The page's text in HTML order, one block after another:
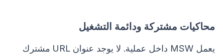
محاكيات مشتركة ودائمة التشغيل
يعمل MSW داخل عملية. لا يوجد عنوان URL مشترك